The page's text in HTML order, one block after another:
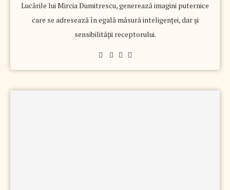
Lucările lui Mircia Dumitrescu, generează imagini puternice
care se adresează în egală măsură inteligenței, dar și
sensibilității receptorului.